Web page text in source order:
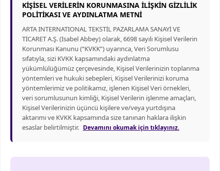
KİŞİSEL VERİLERİN KORUNMASINA İLİŞKİN GİZLİLİK
POLİTİKASI VE AYDINLATMA METNİ
ARTA INTERNATIONAL TEKSTİL PAZARLAMA SANAYİ VE
TİCARET A.Ş. (Isabel Abbey) olarak, 6698 sayılı Kişisel Verilerin
Korunması Kanunu (“KVKK”) uyarınca, Veri Sorumlusu
sıfatıyla, sizi KVKK kapsamındaki aydınlatma
yükümlülüğümüz çerçevesinde, Kişisel Verilerinizin toplanma
yöntemleri ve hukuki sebepleri, Kişisel Verilerinizi koruma
yöntemlerimiz ve politikamız, işlenen Kişisel Veri örnekleri,
veri sorumlusunun kimliği, Kişisel Verilerin işlenme amaçları,
Kişisel Verilerinizin üçüncü kişilere ve/veya yurtdışına
aktarımı ve KVKK kapsamında size tanınan haklara ilişkin
esaslar belirtilmiştir. Devamını okumak için tıklayınız.